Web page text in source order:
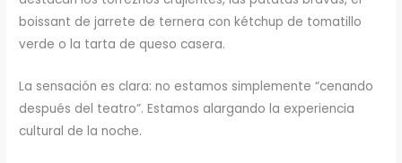
boissant de jarrete de ternera con kétchup de tomatillo
verde o la tarta de queso casera.
La sensación es clara: no estamos simplemente “cenando
después del teatro”. Estamos alargando la experiencia
cultural de la noche.